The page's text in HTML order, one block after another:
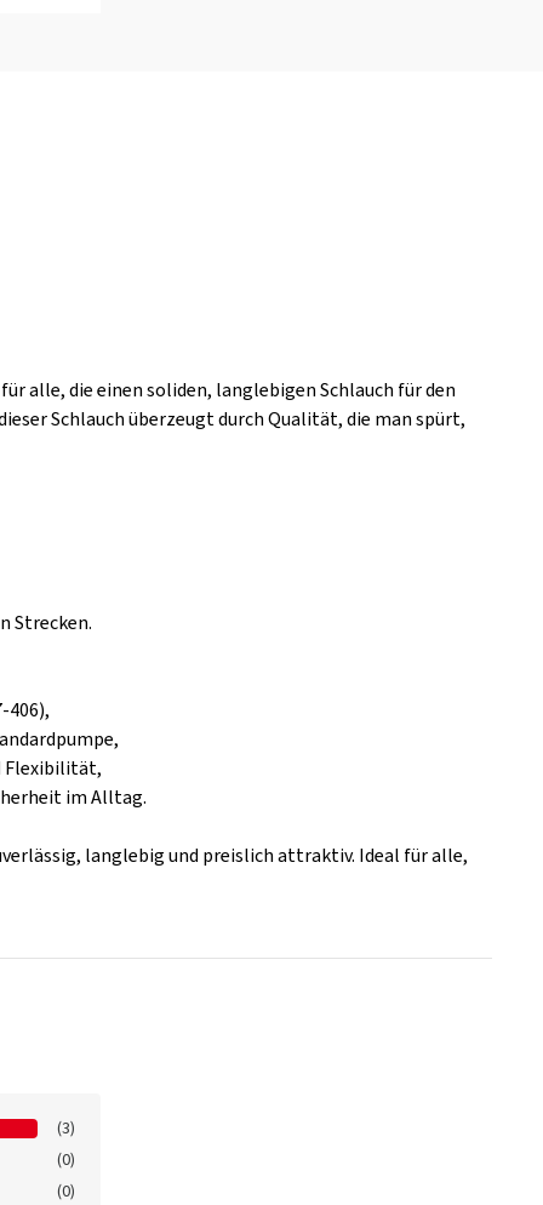
alle, die einen soliden, langlebigen Schlauch für den
Schlauch überzeugt durch Qualität, die man spürt,
Strecken.
406),
Flexibilität,
im Alltag.
langlebig und preislich attraktiv. Ideal für alle,
(3)
(0)
(0)